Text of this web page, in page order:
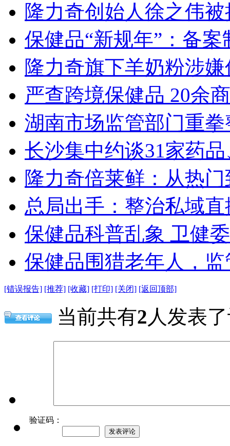
隆力奇创始人徐之伟
保健品“新规年”：备
隆力奇旗下羊奶粉涉
严查跨境保健品 20余
湖南市场监管部门重
长沙集中约谈31家药
隆力奇倍莱鲜：从热
总局出手：整治私域
保健品科普乱象 卫健
保健品围猎老年人，
[错误报告] [推荐] [收藏] [打印] [关闭] [返回顶部]
当前共有2 人发表
验证码：